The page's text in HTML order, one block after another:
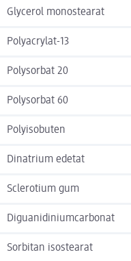
Glycerol monostearat
Polyacrylat-13
Polysorbat 20
Polysorbat 60
Polyisobuten
Dinatrium edetat
Sclerotium gum
Diguanidiniumcarbonat
Sorbitan isostearat